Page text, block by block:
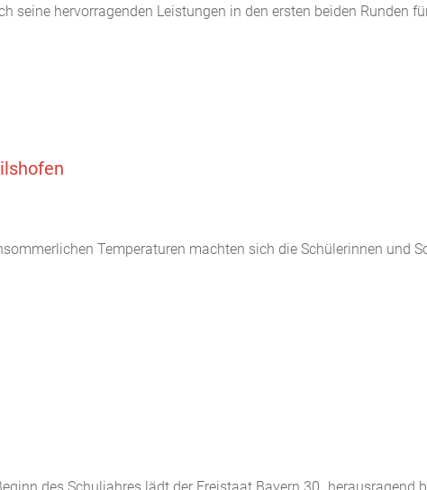
hervorragenden Leistungen in den ersten beiden Runden
Temperaturen machten sich die Schülerinnen und